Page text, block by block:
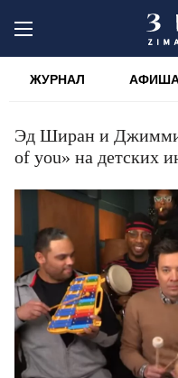
ЖУРНАЛ
Эд Ширан и Джимми
of you» на детских